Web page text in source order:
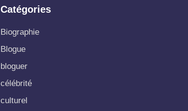
Catégories
Biographie
Blogue
bloguer
célébrité
culturel